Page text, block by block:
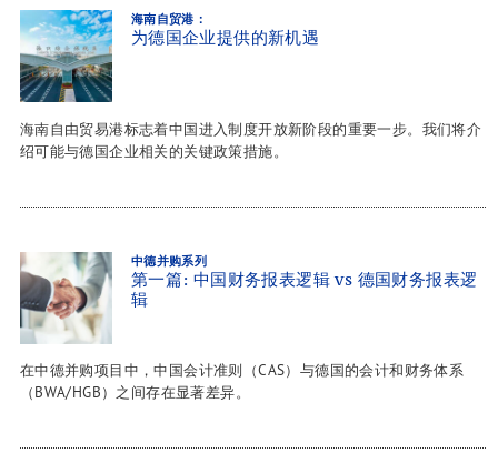
海南自贸港：
为德国企业提供的新机遇
海南自由贸易港标志着中国进入制度开放新阶段的重要一步。我们将介
绍可能与德国企业相关的关键政策措施。
中德并购系列
第一篇: 中国财务报表逻辑 vs 德国财务报表逻
辑
在中德并购项目中，中国会计准则（CAS）与德国的会计和财务体系
（BWA/HGB）之间存在显著差异。